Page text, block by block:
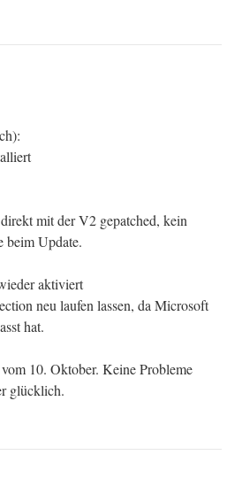
mit der V2 gepatched, kein
beim Update.
aktiviert
neu laufen lassen, da Microsoft
hat.
10. Oktober. Keine Probleme
glücklich.